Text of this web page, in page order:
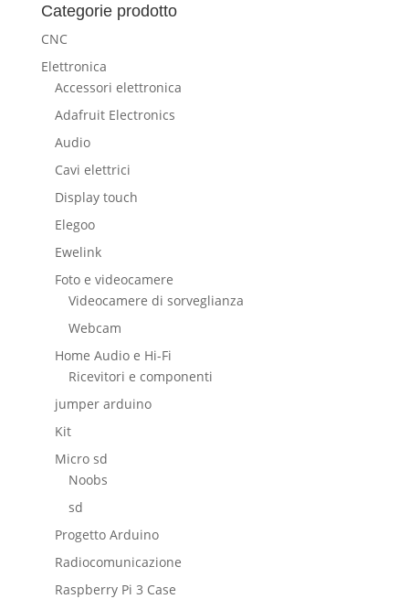
Categorie prodotto
CNC
Elettronica
Accessori elettronica
Adafruit Electronics
Audio
Cavi elettrici
Display touch
Elegoo
Ewelink
Foto e videocamere
Videocamere di sorveglianza
Webcam
Home Audio e Hi-Fi
Ricevitori e componenti
jumper arduino
Kit
Micro sd
Noobs
sd
Progetto Arduino
Radiocomunicazione
Raspberry Pi 3 Case